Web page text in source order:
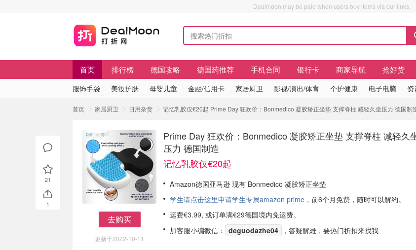
Dealmoon may be paid when users buy items via our links.
首页 排行榜 德国攻略 德国药推荐 手机合同 银行卡 商家导航 抢好货
服饰手袋 美妆护肤 母婴儿童 金融/信用卡 家居厨卫 影视/演出/体育 个护健康 电子电脑 资
首页 家居厨卫 日用杂货 记忆乳胶仅€20起 Prime Day 狂欢价：Bonmedico 凝胶矫正坐垫 支撑脊柱 减轻久坐压力 德国制
去购买
更新于2022-10-11
Prime Day 狂欢价：Bonmedico 凝胶矫正坐垫 支撑脊柱 减轻久
压力 德国制造
记忆乳胶仅€20起
Amazon德国亚马逊 现有 Bonmedico 凝胶矫正坐垫
学生请点击这里申请学生专属amazon prime ，前6个月免费，随时可以解约。
运费€3.99, 或订单满€29德国境内免运费。
加客服小编微信：
deguodazhe04 ，答疑解难，要热门折扣来找我
21
1